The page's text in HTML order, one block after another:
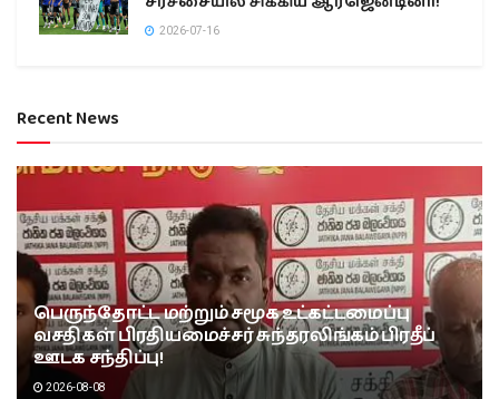
2026-07-16
Recent News
பெருந்தோட்ட மற்றும் சமூக உட்கட்டமைப்பு
வசதிகள் பிரதியமைச்சர் சுந்தரலிங்கம் பிரதீப்
ஊடக சந்திப்பு!
2026-08-08